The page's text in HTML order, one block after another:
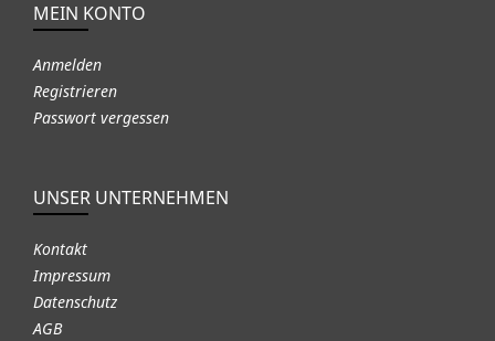
MEIN KONTO
Anmelden
Registrieren
Passwort vergessen
UNSER UNTERNEHMEN
Kontakt
Impressum
Datenschutz
AGB